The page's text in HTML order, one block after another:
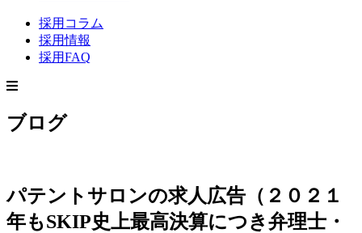
採用コラム
採用情報
採用FAQ
ブログ
パテントサロンの求人広告（２０２１
年もSKIP史上最高決算につき弁理士・